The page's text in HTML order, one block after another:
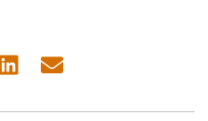
Share Share